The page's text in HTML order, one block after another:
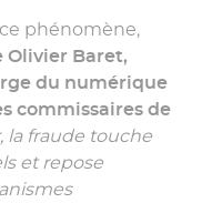
phénomène,
Olivier Baret,
du numérique
commissaires de
la fraude touche
et repose